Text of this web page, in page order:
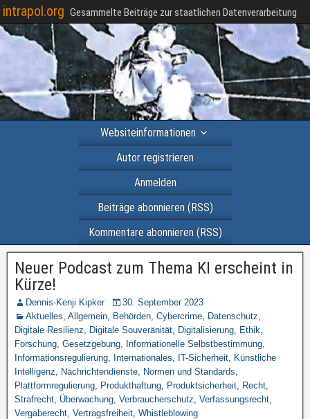
intrapol.org Gesammelte Beiträge zur staatlichen Datenverarbeitung
Websiteinformationen
Autor registrieren
Anmelden
Beiträge abonnieren (RSS)
Kommentare abonnieren (RSS)
Neuer Podcast zum Thema KI erscheint in
Kürze!
Dennis-Kenji Kipker
30. September 2023
Aktuelles, Allgemein, Behörden, Cybercrime, Datenschutz,
Digitale Resilienz, Digitale Souveränität, Digitalisierung, Ethik,
Forschung, Gesetzgebung, Informationelle Selbstbestimmung,
Informationsregulierung, Internationales, IT-Sicherheit, Künstliche
Intelligenz, Nachrichtendienste, Normen und Standards,
Plattformregulierung, Produkthaftung, Produktsicherheit, Recht,
Strafrecht, Überwachung, Verbraucherschutz, Verfassungsrecht,
Vergaberecht, Vertragsfreiheit, Whistleblowing